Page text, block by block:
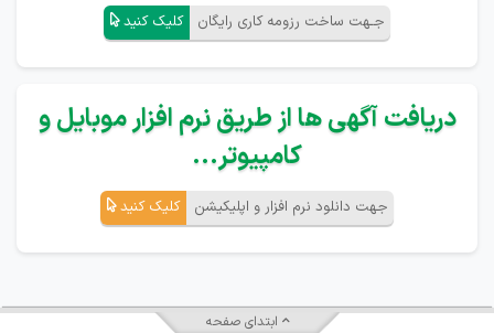
جـهت ساخت رزومه کاری رایگان کلیک کنید
دریافت آگهی ها از طریق نرم افزار موبایل و
کامپیوتر...
جهت دانلود نرم افزار و اپلیکیشن کلیک کنید
ابتدای صفحه